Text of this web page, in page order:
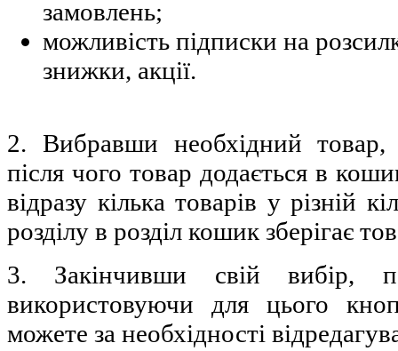
замовлень;
можливість підписки на
знижки, акції.
2. Вибравши необхідний товар,
після чого товар додається в
відразу кілька товарів у різній
розділу в розділ кошик зберігає
3. Закінчивши свій вибір,
використовуючи для цього
можете за необхідності